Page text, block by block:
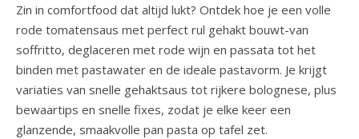
Zin in comfortfood dat altijd lukt? Ontdek hoe je een volle
rode tomatensaus met perfect rul gehakt bouwt-van
soffritto, deglaceren met rode wijn en passata tot het
binden met pastawater en de ideale pastavorm. Je krijgt
variaties van snelle gehaktsaus tot rijkere bolognese, plus
bewaartips en snelle fixes, zodat je elke keer een
glanzende, smaakvolle pan pasta op tafel zet.